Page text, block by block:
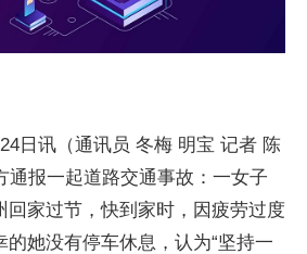
日讯（通讯员 冬梅 明宝 记者 陈
通报一起道路交通事故：一女子
回家过节，快到家时，因疲劳过度
她没有停车休息，认为“坚持一